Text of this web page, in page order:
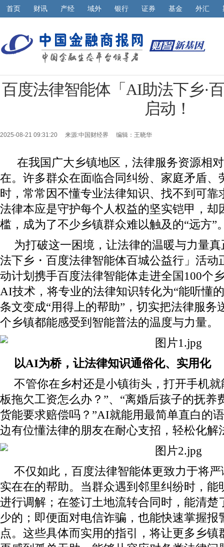
首页 财讯 产经 域外 银行 证券 基金 外汇
百度法律智能体「AI助法下乡·
启动！
2025-08-21 09:31:20 来源:中国财经界 编辑：王晓华
在我国广大乡镇地区，法律服务资源相
在。许多群众在面临合同纠纷、家庭矛盾、
时，常常因不懂专业法律知识、找不到可靠
法律本应是守护每个人权益的坚实铠甲，却
槛，成为了不少乡镇群众难以触及的“远方”
为打破这一困境，让法律的温暖与力量
法下乡・百度法律智能体百城公益行」活动
动计划携手百度法律智能体走进全国100个
AI技术，将专业的法律知识转化为“能听懂
条文变成“用得上的帮助”，切实把法律服务
个乡镇都能感受到智能普法的温度与力量。
以AI为桥，让法律知识通俗化、实用化
不管你在乡村还是小镇街头，打开手机
板拖欠工资怎么办？”、“离婚后孩子的抚养
货能要求赔偿吗？”AI就能用最简单直白的
边有位懂法律的朋友在耐心支招，轻松化解
不仅如此，百度法律智能体更致力于将
实在在的帮助。当群众遇到邻里纠纷时，能
进行调解；在签订土地流转合同时，能清楚
少的；即便面对电信诈骗，也能快速掌握报
点。这些具体而实用的指引，将让更多乡镇